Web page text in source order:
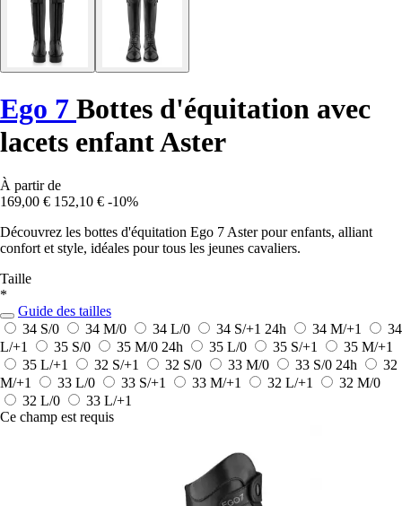
Ego 7 Bottes d'équitation avec
lacets enfant Aster
À partir de
169,00 € 152,10 € -10%
Découvrez les bottes d'équitation Ego 7 Aster pour enfants, alliant
confort et style, idéales pour tous les jeunes cavaliers.
Taille
*
Guide des tailles
34 S/0
34 M/0 34 L/0 34 S/+1 24h 34 M/+1
34
L/+1
35 S/0 35 M/0 24h 35 L/0 35 S/+1
35 M/+1
35 L/+1
32 S/+1 32 S/0 33 M/0 33 S/0 24h
32
M/+1
33 L/0 33 S/+1 33 M/+1 32 L/+1
32 M/0
32 L/0
33 L/+1
Ce champ est requis